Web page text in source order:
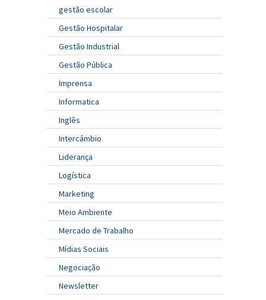
gestão escolar
Gestão Hospitalar
Gestão Industrial
Gestão Pública
Imprensa
Informatica
Inglês
Intercâmbio
Liderança
Logística
Marketing
Meio Ambiente
Mercado de Trabalho
Mídias Sociais
Negociação
Newsletter